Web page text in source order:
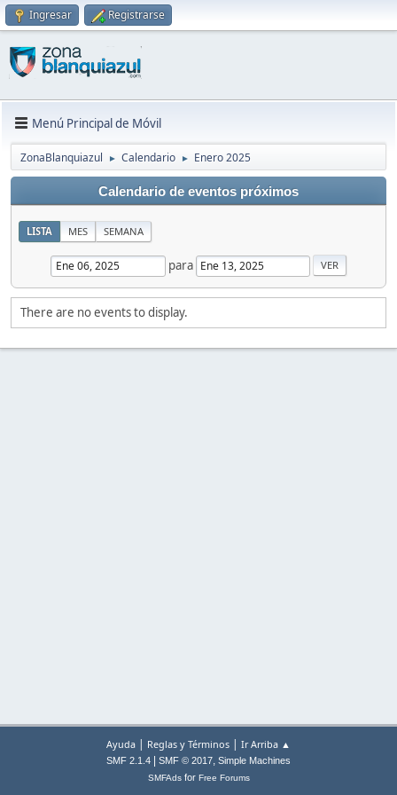
Ingresar Registrarse
Menú Principal de Móvil
ZonaBlanquiazul ► Calendario ► Enero 2025
Calendario de eventos próximos
LISTA MES SEMANA
para
There are no events to display.
Ayuda | Reglas y Términos | Ir Arriba ▲
SMF 2.1.4 SMF © 2017, Simple Machines
SMFAdsfor Free Forums